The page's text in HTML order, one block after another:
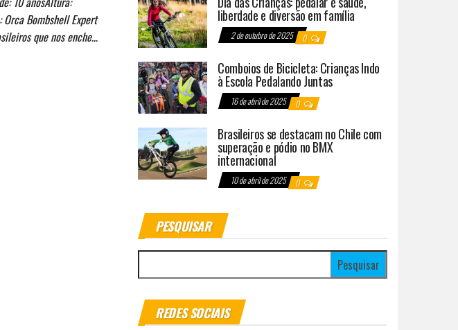
Orca Bombshell Expert
que nos enche…
liberdade e diversão em família
2 de outubro de 2025 0
Comboios de Bicicleta: Crianças Indo
à Escola Pedalando Juntas
16 de abril de 2025 0
Brasileiros se destacam no Chile com
superação e pódio no BMX
internacional
10 de abril de 2025 0
PESQUISAR
REDES SOCIAIS